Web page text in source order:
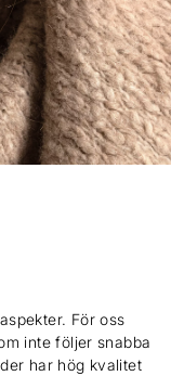
För oss
inte följer snabba
har hög kvalitet